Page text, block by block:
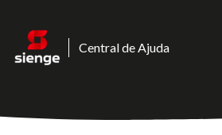
Central de Ajuda